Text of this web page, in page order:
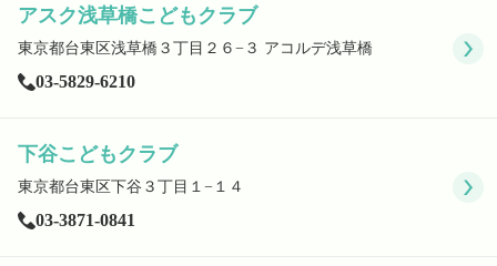
アスク浅草橋こどもクラブ
東京都台東区浅草橋３丁目２６−３ アコルデ浅草橋
03-5829-6210
下谷こどもクラブ
東京都台東区下谷３丁目１−１４
03-3871-0841